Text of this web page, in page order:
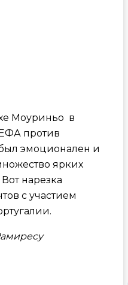
Моуриньо в
против
эмоционален и
ярких
нарезка
с участием